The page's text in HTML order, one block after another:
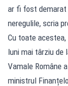
ar fi fost demarat
neregulile, scria
Cu toate
luni mai târziu
Vamale Române
ministrul